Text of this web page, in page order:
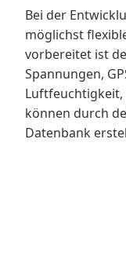
Bei der
möglichst
vorbereitet ist
Spannungen,
Luftfeuchtigkeit,
können durch
Datenbank